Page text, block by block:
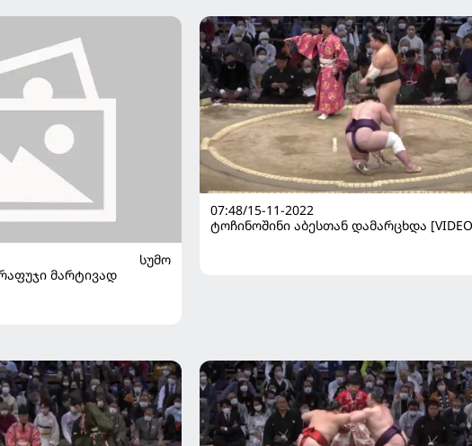
ᲡᲣᲛᲝ
მარტივად
07:48/15-11-2022
ტოჩინოშინი აბესთან დამარცხდა